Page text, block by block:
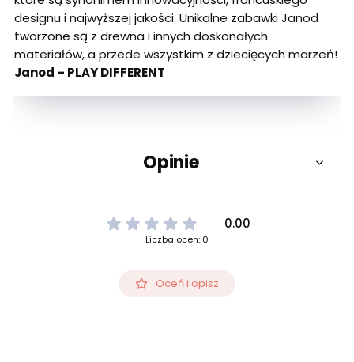
designu i najwyższej jakości. Unikalne zabawki Janod
tworzone są z drewna i innych doskonałych
materiałów, a przede wszystkim z dziecięcych marzeń!
Janod – PLAY DIFFERENT
Opinie
0.00
Liczba ocen: 0
Oceń i opisz